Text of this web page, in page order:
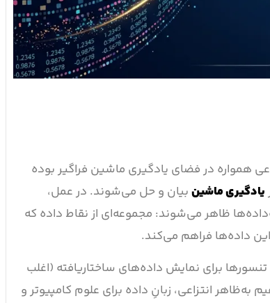
همواره در فضای یادگیری ماشین فراگیر بوده
یادگیری ماشینبیان و حل می‌شوند. در عمل،
ظاهر می‌شوند: مجموعه‌ای از نقاط داده که
داده‌ها فراهم می‌کند.
تنسورها برای نمایش داده‌های ساختاریافته (اغلب
انتزاعی، زبانِ داده برای علوم کامپیوتر و